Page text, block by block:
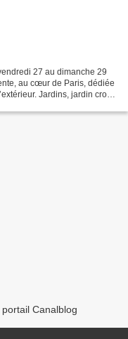
27 au dimanche 29
au cœur de Paris, dédiée
Jardins, jardin croît
Canalblog